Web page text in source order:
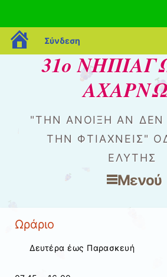
blogs.sch.gr
Σύνδεση
31ο
"ΤΗΝ ΆΝΟΙΞΗ ΑΝ ΔΕΝ
ΤΗΝ ΦΤΙΆΧΝΕΙΣ"
ΕΛΎΤΗΣ
Μενού
Ωράριο
Δευτέρα έως Παρασκευή